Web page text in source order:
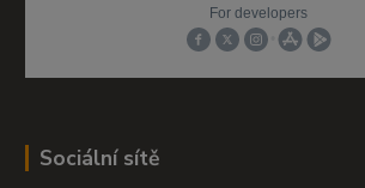
Sociální sítě